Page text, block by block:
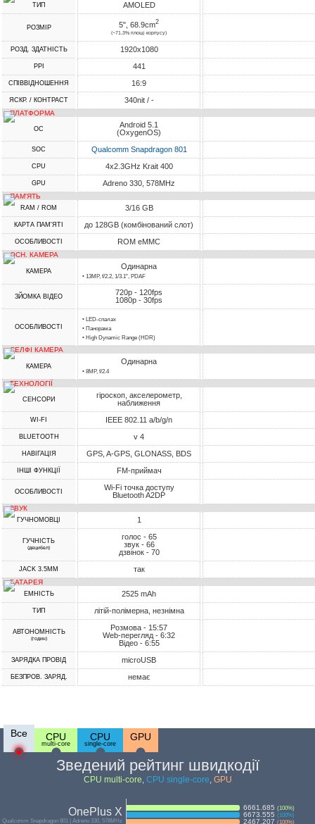
ТИП AMOLED
РОЗМІР 5", 68.9cm2
(~71.3% площі корпусу)
РОЗД. ЗДАТНІСТЬ 1920x1080
PPI 441
СПІВВІДНОШЕННЯ 16:9
ЯСКР. / КОНТРАСТ 340nit / -
ПЛАТФОРМА
ОС
Android 5.1
(OxygenOS)
SOC Qualcomm Snapdragon 801
CPU 4x2.3GHz Krait 400
GPU Adreno 330, 578MHz
ПАМ'ЯТЬ
RAM / ROM 3/16 GB
КАРТА ПАМ'ЯТІ до 128GB (комбінований слот)
ОСОБЛИВОСТІ ROM eMMC
ОСН. КАМЕРА
КАМЕРА
Одинарна
• 13MP, f/2.2, 1/3.1", PDAF
ЗЙОМКА ВІДЕО
720p - 120fps
1080p - 30fps
ОСОБЛИВОСТІ
• LED-спалах
• Панорама
• High Dynamic Range (HDR)
СЕЛФІ КАМЕРА
КАМЕРА
Одинарна
• 8MP, f/2.4
ТЕХНОЛОГІЇ
СЕНСОРИ
гіроскоп, акселерометр,
наближення
WI-FI IEEE 802.11 a/b/g/n
BLUETOOTH v 4
НАВІГАЦІЯ GPS, A-GPS, GLONASS, BDS
ІНШІ ФУНКЦІЇ FM-приймач
ОСОБЛИВОСТІ
Wi-Fi точка доступу
Bluetooth A2DP
ЗВУК
ГУЧНОМОВЦІ 1
ГУЧНІСТЬ
(децибел)
голос - 65
звук - 66
дзвінок - 70
JACK 3.5MM так
БАТАРЕЯ
ЕМНІСТЬ 2525 mAh
ТИП літій-полімерна, незнімна
АВТОНОМНІСТЬ
(годин)
Розмова - 15:57
Web-перегляд - 6:32
Відео - 6:55
ЗАРЯДКА ПРОВІД microUSB
БЕЗПРОВ. ЗАРЯД. немає
Все CPU
multi-core
CPU
single-core
GPU
Зведений рейтинг швидкодії
CPU multi-core, CPU single-core, GPU
OnePlus X
Qualcomm Snapdragon 801 | Adreno 330, 578MHz
6661.685 (100%)
6673.555 (100%)
2467.207 (100%)